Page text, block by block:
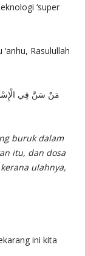
‘super
Rasulullah
مَنْ سَنَّ فِي
buruk dalam
itu, dan dosa
ulahnya,
ini kita